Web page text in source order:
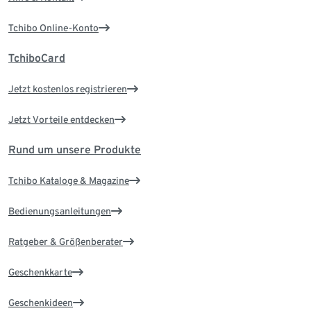
Tchibo Online-Konto
TchiboCard
Jetzt kostenlos registrieren
Jetzt Vorteile entdecken
Rund um unsere Produkte
Tchibo Kataloge & Magazine
Bedienungsanleitungen
Ratgeber & Größenberater
Geschenkkarte
Geschenkideen